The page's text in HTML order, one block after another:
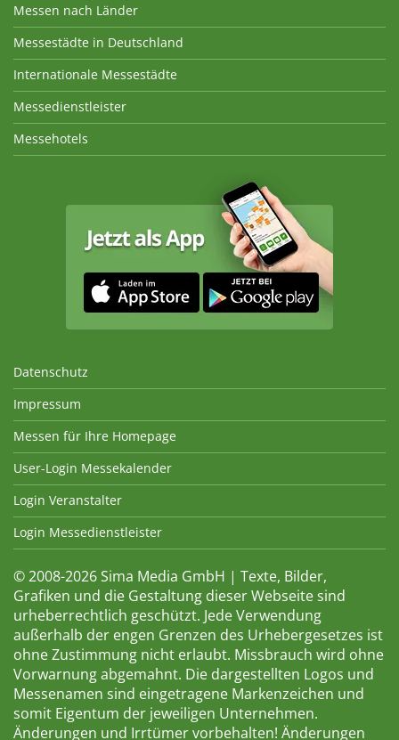
Messen nach Länder
Messestädte in Deutschland
Internationale Messestädte
Messedienstleister
Messehotels
Datenschutz
Impressum
Messen für Ihre Homepage
User-Login Messekalender
Login Veranstalter
Login Messedienstleister
© 2008-2026 Sima Media GmbH | Texte, Bilder,
Grafiken und die Gestaltung dieser Webseite sind
urheberrechtlich geschützt. Jede Verwendung
außerhalb der engen Grenzen des Urhebergesetzes ist
ohne Zustimmung nicht erlaubt. Missbrauch wird ohne
Vorwarnung abgemahnt. Die dargestellten Logos und
Messenamen sind eingetragene Markenzeichen und
somit Eigentum der jeweiligen Unternehmen.
Änderungen und Irrtümer vorbehalten! Änderungen